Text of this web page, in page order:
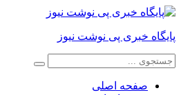
پایگاه خبری پی نوشت نیوز
صفحه اصلی